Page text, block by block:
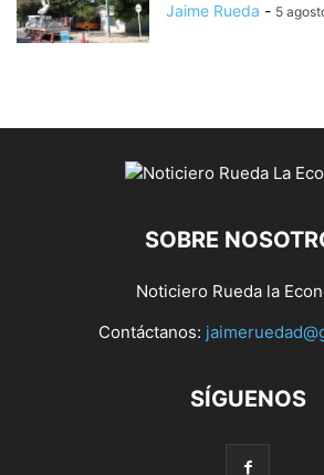
Jaime Rueda - 5
SOBRE
Noticiero Rueda la
Contáctanos:
SÍGUENOS